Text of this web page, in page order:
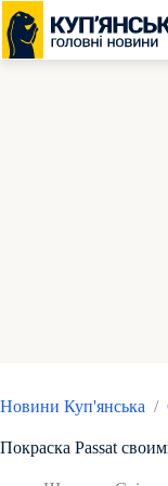
Перейти
до
вмісту
Новини Куп'янська /
Покраска Passat